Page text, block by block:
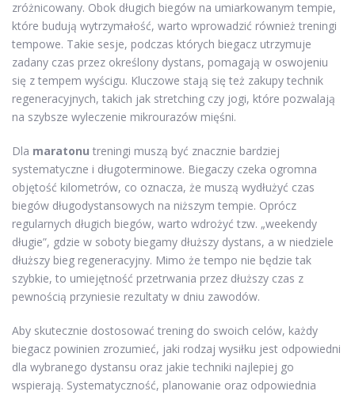
zróżnicowany. Obok długich biegów na umiarkowanym tempie,
które budują wytrzymałość, warto wprowadzić również treningi
tempowe. Takie sesje, podczas których biegacz utrzymuje
zadany czas przez określony dystans, pomagają w oswojeniu
się z tempem wyścigu. Kluczowe stają się też zakupy technik
regeneracyjnych, takich jak stretching czy jogi, które pozwalają
na szybsze wyleczenie mikrourazów mięśni.
Dla maratonu treningi muszą być znacznie bardziej
systematyczne i długoterminowe. Biegaczy czeka ogromna
objętość kilometrów, co oznacza, że muszą wydłużyć czas
biegów długodystansowych na niższym tempie. Oprócz
regularnych długich biegów, warto wdrożyć tzw. „weekendy
długie”, gdzie w soboty biegamy dłuższy dystans, a w niedziele
dłuższy bieg regeneracyjny. Mimo że tempo nie będzie tak
szybkie, to umiejętność przetrwania przez dłuższy czas z
pewnością przyniesie rezultaty w dniu zawodów.
Aby skutecznie dostosować trening do swoich celów, każdy
biegacz powinien zrozumieć, jaki rodzaj wysiłku jest odpowiedni
dla wybranego dystansu oraz jakie techniki najlepiej go
wspierają. Systematyczność, planowanie oraz odpowiednia